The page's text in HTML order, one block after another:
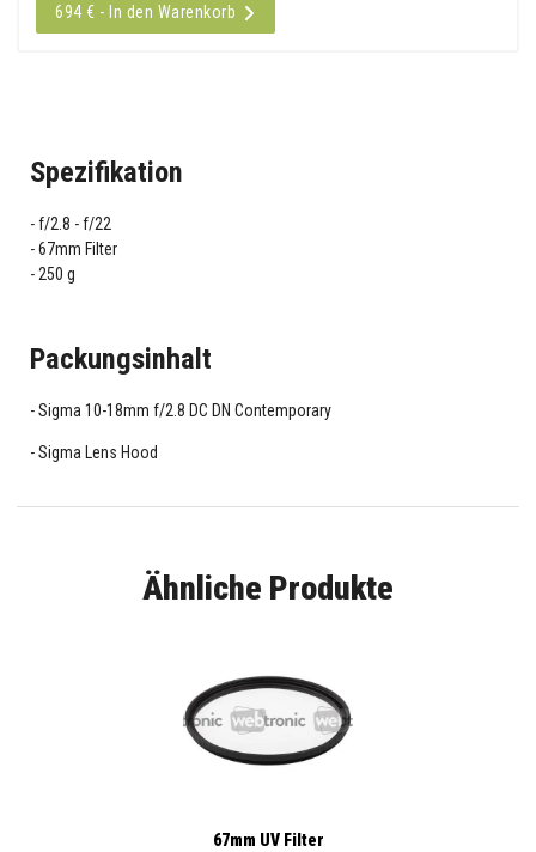
694 € - In den Warenkorb
Spezifikation
f/2.8 - f/22
67mm Filter
250 g
Packungsinhalt
Sigma 10-18mm f/2.8 DC DN Contemporary
Sigma Lens Hood
Ähnliche Produkte
67mm UV Filter